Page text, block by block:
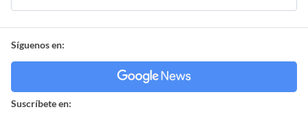
Síguenos en:
Suscríbete en: